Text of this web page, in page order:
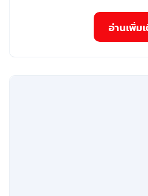
อ่านเพิ่ม